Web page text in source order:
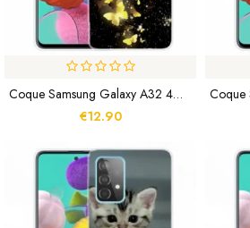
Coque Samsung Galaxy A32 4G Papillons
€12.90